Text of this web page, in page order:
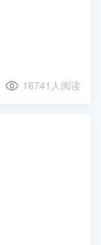
16741人阅读